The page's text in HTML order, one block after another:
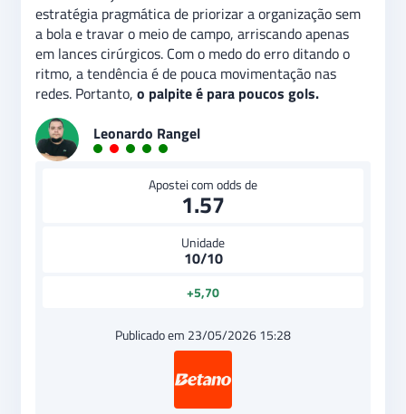
estratégia pragmática de priorizar a organização sem
a bola e travar o meio de campo, arriscando apenas
em lances cirúrgicos. Com o medo do erro ditando o
ritmo, a tendência é de pouca movimentação nas
redes. Portanto, o palpite é para poucos gols.
Leonardo Rangel
Apostei com odds de
1.57
Unidade
10/10
+5,70
Publicado em 23/05/2026 15:28